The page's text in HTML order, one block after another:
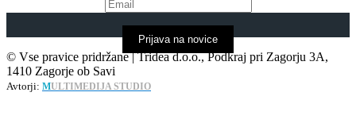
Prijava na novice
© Vse pravice pridržane | Tridea d.o.o., Podkraj pri Zagorju 3A,
1410 Zagorje ob Savi
Avtorji: MULTIMEDIJA STUDIO